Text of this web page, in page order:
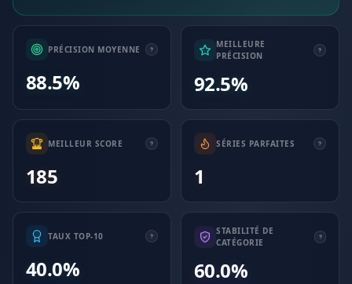
PRÉCISION MOYENNE
88.5%
MEILLEURE
PRÉCISION
92.5%
MEILLEUR SCORE
185
SÉRIES PARFAITES
1
TAUX TOP-10
40.0%
STABILITÉ DE
CATÉGORIE
60.0%